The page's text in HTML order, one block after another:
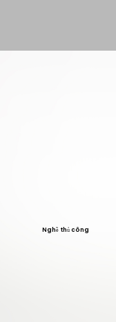
Nghề thủ công